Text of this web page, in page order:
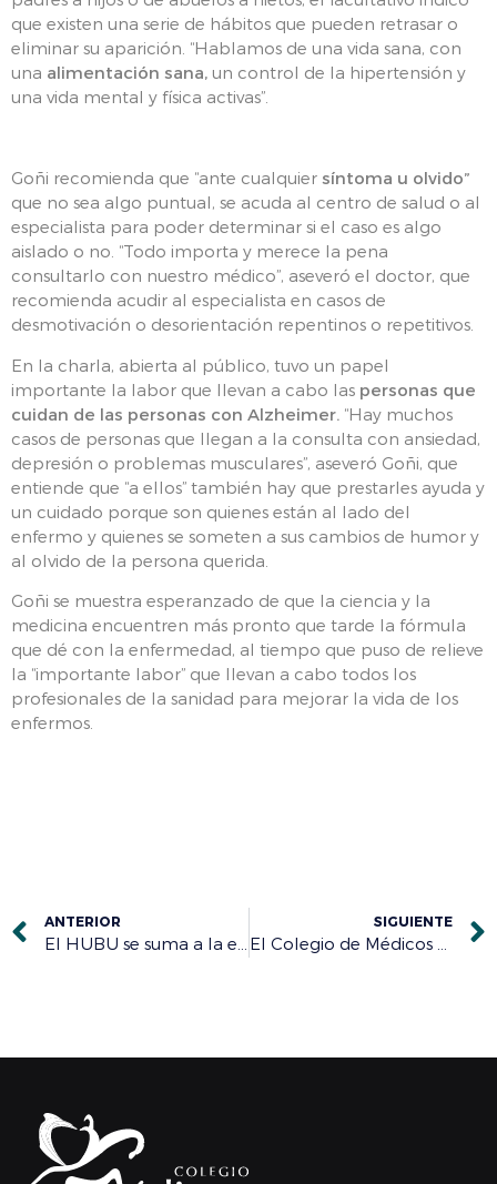
que existen una serie de hábitos que pueden retrasar o
eliminar su aparición. “Hablamos de una vida sana, con
una alimentación sana, un control de la hipertensión y
una vida mental y física activas”.
Goñi recomienda que “ante cualquier síntoma u olvido”
que no sea algo puntual, se acuda al centro de salud o al
especialista para poder determinar si el caso es algo
aislado o no. “Todo importa y merece la pena
consultarlo con nuestro médico”, aseveró el doctor, que
recomienda acudir al especialista en casos de
desmotivación o desorientación repentinos o repetitivos.
En la charla, abierta al público, tuvo un papel
importante la labor que llevan a cabo las personas que
cuidan de las personas con Alzheimer. “Hay muchos
casos de personas que llegan a la consulta con ansiedad,
depresión o problemas musculares”, aseveró Goñi, que
entiende que “a ellos” también hay que prestarles ayuda y
un cuidado porque son quienes están al lado del
enfermo y quienes se someten a sus cambios de humor y
al olvido de la persona querida.
Goñi se muestra esperanzado de que la ciencia y la
medicina encuentren más pronto que tarde la fórmula
que dé con la enfermedad, al tiempo que puso de relieve
la “importante labor” que llevan a cabo todos los
profesionales de la sanidad para mejorar la vida de los
enfermos.
ANTERIOR SIGUIENTE